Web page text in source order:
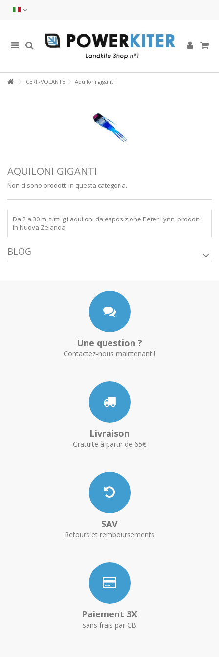
CERF-VOLANTE Aquiloni giganti
AQUILONI GIGANTI
Non ci sono prodotti in questa categoria.
Da 2 a 30 m, tutti gli aquiloni da esposizione Peter Lynn, prodotti
in Nuova Zelanda
BLOG
Une question ?
Contactez-nous maintenant !
Livraison
Gratuite à partir de 65€
SAV
Retours et remboursements
Paiement 3X
sans frais par CB